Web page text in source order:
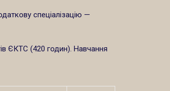
спеціалізацію —
ЄКТС (420 годин). Навчання